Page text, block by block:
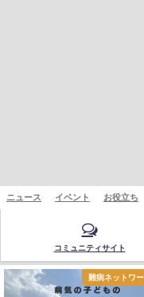
ニュース イベント お役立ち
コミュニティサイト
難病ネットワ